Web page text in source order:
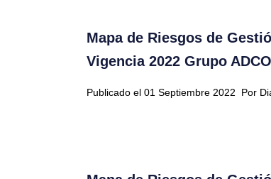
Mapa de Riesgos de
Vigencia 2022 Grupo
Publicado el 01 Septiembre 2022 Por